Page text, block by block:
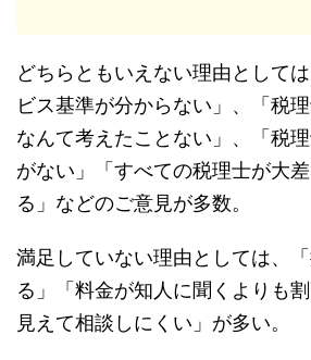
どちらともいえない理由として
ビス基準が分からない」、「税
なんて考えたことない」、「税
がない」「すべての税理士が大
る」などのご意見が多数。
満足していない理由としては、
る」「料金が知人に聞くよりも
見えて相談しにくい」が多い。